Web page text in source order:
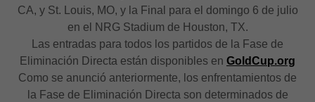
CA, y St. Louis, MO, y la Final para el domingo 6 de julio
en el NRG Stadium de Houston, TX.
Las entradas para todos los partidos de la Fase de
Eliminación Directa están disponibles en GoldCup.org
Como se anunció anteriormente, los enfrentamientos de
la Fase de Eliminación Directa son determinados de